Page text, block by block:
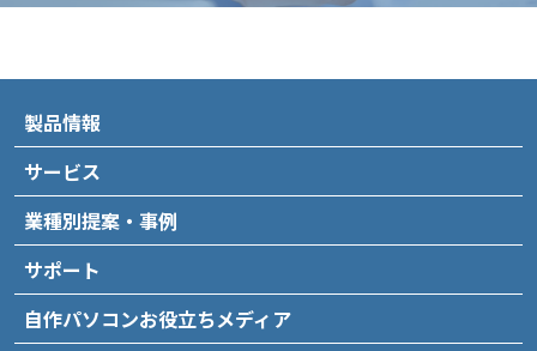
製品情報
サービス
業種別提案・事例
サポート
自作パソコンお役立ちメディア